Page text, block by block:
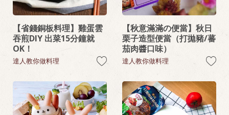
【省錢銅板料理】雞蛋雲
吞煎DIY 出菜15分鐘就
OK！
達人教你做料理
【秋意滿滿の便當】秋日
栗子造型便當（打拋豬/蕃
茄肉醬口味）
達人教你做料理